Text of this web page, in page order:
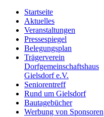
Startseite
Aktuelles
Veranstaltungen
Pressespiegel
Belegungsplan
Trägerverein
Dorfgemeinschaftshaus
Gielsdorf e.V.
Seniorentreff
Rund um Gielsdorf
Bautagebücher
Werbung von Sponsoren